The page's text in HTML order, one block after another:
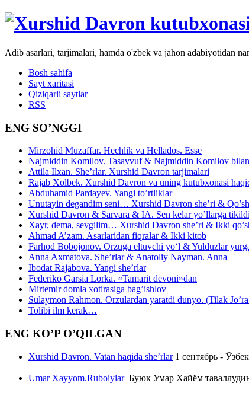
Adib asarlari, tarjimalari, hamda o'zbek va jahon adabiyotidan
Bosh sahifa
Sayt xaritasi
Qiziqarli saytlar
RSS
ENG SO’NGGI
Mirzohid Muzaffar. Hechlik va Hellados. Esse
Najmiddin Komilov. Tasavvuf & Najmiddin Komilov
Attila Ilxan. She’rlar. Xurshid Davron tarjimalari
Rajab Xolbek. Xurshid Davron va uning kutubxonasi
Abduhamid Pardayev. Yangi to’rtliklar
Unutayin degandim seni… Xurshid Davron she’ri &
Xurshid Davron & Sarvara & IA. Sen kelar yo’llarga
Xayr, dema, sevgilim… Xurshid Davron she’ri & Ikki
Ahmad A’zam. Asarlaridan fiqralar & Ikki kitob
Farhod Bobojonov. Orzuga eltuvchi yo‘l & Yulduzlar
Anna Axmatova. She’rlar & Anatoliy Nayman. Anna
Ibodat Rajabova. Yangi she’rlar
Federiko Garsia Lorka. «Tamarit devoni»dan
Mirtemir domla xotirasiga bag’ishlov
Sulaymon Rahmon. Orzulardan yaratdi dunyo. (Tilak
Tolibi ilm kerak…
ENG KO’P O’QILGAN
Xurshid Davron. Vatan haqida she’rlar1 сентябрь -
Umar Xayyom.RuboiylarБуюк Умар Хайём